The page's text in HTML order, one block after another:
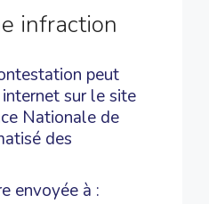
infraction
peut
sur le site
Nationale de
des
envoyée à :